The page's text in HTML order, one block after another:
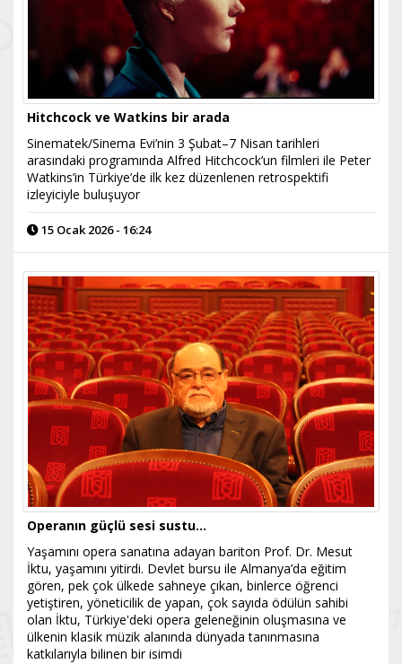
Hitchcock ve Watkins bir arada
Sinematek/Sinema Evi’nin 3 Şubat–7 Nisan tarihleri
arasındaki programında Alfred Hitchcock’un filmleri ile Peter
Watkins’in Türkiye’de ilk kez düzenlenen retrospektifi
izleyiciyle buluşuyor
15 Ocak 2026 - 16:24
Operanın güçlü sesi sustu...
Yaşamını opera sanatına adayan bariton Prof. Dr. Mesut
İktu, yaşamını yitirdi. Devlet bursu ile Almanya’da eğitim
gören, pek çok ülkede sahneye çıkan, binlerce öğrenci
yetiştiren, yöneticilik de yapan, çok sayıda ödülün sahibi
olan İktu, Türkiye'deki opera geleneğinin oluşmasına ve
ülkenin klasik müzik alanında dünyada tanınmasına
katkılarıyla bilinen bir isimdi